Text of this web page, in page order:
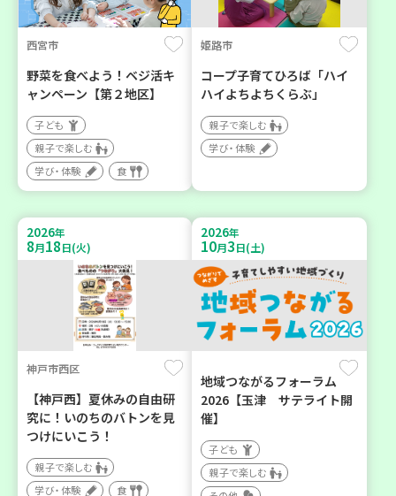
西宮市
野菜を食べよう！ベジ活キ
ャンペーン【第２地区】
子ども
親子で楽しむ
学び・体験
食
姫路市
コープ子育てひろば「ハイ
ハイよちよちくらぶ」
親子で楽しむ
学び・体験
2026年
8月18日(火)
神戸市西区
【神戸西】夏休みの自由研
究に！いのちのバトンを見
つけにいこう！
親子で楽しむ
学び・体験
食
2026年
10月3日(土)
地域つながるフォーラム
2026【玉津 サテライト開
催】
子ども
親子で楽しむ